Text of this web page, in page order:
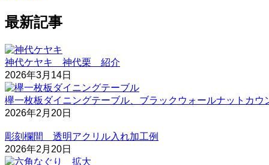
最新記事
神代ケヤキ 神代栗 紹介
2026年3月14日
欅一枚板ダイニングテーブル、ブラックウォールナットカ
2026年2月20日
彫刻欄間 透明アクリル入れ加工例
2026年2月20日